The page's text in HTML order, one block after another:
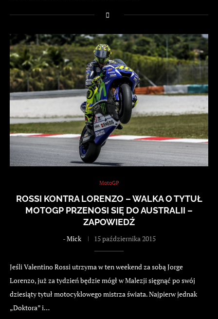
MotoGP
ROSSI KONTRA LORENZO – WALKA O TYTUŁ
MOTOGP PRZENOSI SIĘ DO AUSTRALII –
ZAPOWIEDŹ
-Mick 15 października 2015
Jeśli Valentino Rossi utrzyma w ten weekend za sobą Jorge
Lorenzo, już za tydzień będzie mógł w Malezji sięgnąć po swój
dziesiąty tytuł motocyklowego mistrza świata. Najpierw jednak
„Doktora” i…